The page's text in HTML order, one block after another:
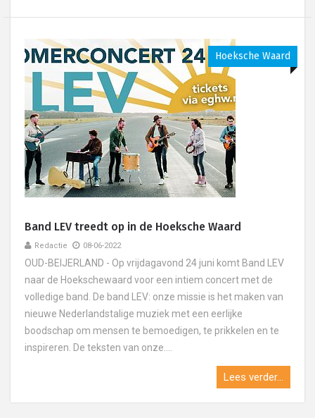
Hoeksche Waard
Band LEV treedt op in de Hoeksche Waard
Redactie 08-06-2022
OUD-BEIJERLAND - Op vrijdagavond 24 juni komt Band LEV
naar de Hoekschewaard voor een intiem concert met de
volledige band. De band LEV: onze missie is het maken van
nieuwe Nederlandstalige muziek met een eerlijke
boodschap om mensen te bemoedigen, te prikkelen en te
inspireren. De teksten van onze....
Lees verder...